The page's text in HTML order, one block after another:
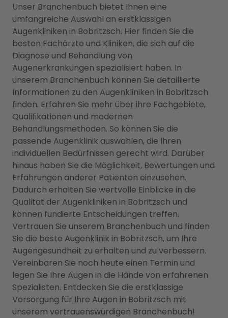
Unser Branchenbuch bietet Ihnen eine
umfangreiche Auswahl an erstklassigen
Augenkliniken in Bobritzsch. Hier finden Sie die
besten Fachärzte und Kliniken, die sich auf die
Diagnose und Behandlung von
Augenerkrankungen spezialisiert haben. In
unserem Branchenbuch können Sie detaillierte
Informationen zu den Augenkliniken in Bobritzsch
finden. Erfahren Sie mehr über ihre Fachgebiete,
Qualifikationen und modernen
Behandlungsmethoden. So können Sie die
passende Augenklinik auswählen, die Ihren
individuellen Bedürfnissen gerecht wird. Darüber
hinaus haben Sie die Möglichkeit, Bewertungen und
Erfahrungen anderer Patienten einzusehen.
Dadurch erhalten Sie wertvolle Einblicke in die
Qualität der Augenkliniken in Bobritzsch und
können fundierte Entscheidungen treffen.
Vertrauen Sie unserem Branchenbuch und finden
Sie die beste Augenklinik in Bobritzsch, um Ihre
Augengesundheit zu erhalten und zu verbessern.
Vereinbaren Sie noch heute einen Termin und
legen Sie Ihre Augen in die Hände von erfahrenen
Spezialisten. Entdecken Sie die erstklassige
Versorgung für Ihre Augen in Bobritzsch mit
unserem vertrauenswürdigen Branchenbuch!